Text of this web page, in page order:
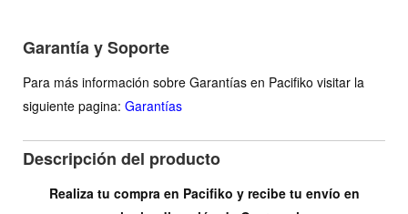
Garantía y Soporte
Para más información sobre Garantías en Pacifiko visitar la
siguiente pagina: Garantías
Descripción del producto
Realiza tu compra en Pacifiko y recibe tu envío en